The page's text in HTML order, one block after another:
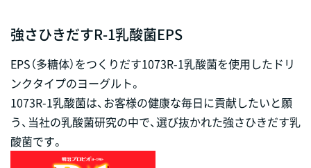
強さひきだすR-1乳酸菌EPS
EPS（多糖体）をつくりだす1073R-1乳酸菌を使用したドリ
ンクタイプのヨーグルト。
1073R-1乳酸菌は、お客様の健康な毎日に貢献したいと願
う、当社の乳酸菌研究の中で、選び抜かれた強さひきだす乳
酸菌です。